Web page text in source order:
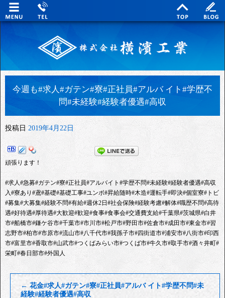
今週も#求人#ガテン#寮#正社員#アルバ イト#学歴不
問#未経験#経験者優遇#高収
投稿日 2019年4月22日
頑張ります！
#求人#急募#ガテン#寮#正社員#アルバイト#学歴不問#未経験#経験者優遇#高収
入#寮あり#鳶#基礎#基礎工事#ユンボ#昇給随時#木造#運転手#即決#個室寮#トビ
#募集#大募集#経験不問#有給#週休2日#社会保険#経験考慮#解体#職歴不問#高待
遇#好待遇#厚待遇#大歓迎#歓迎#食事#食事会#交通費支給#千葉県#茨城県#白井
市#船橋市#鎌ケ谷市#千葉市#市川市#松戸市#野田市#佐倉市#成田市#東金市#習
志野市#柏市#市原市#流山市#八千代市#我孫子市#四街道市#浦安市#八街市#印西
市#富里市#香取市#山武市#つくばみらい市#つくば市#牛久市#取手市#酒々井町#
栄町#春日部市#外国人
← 花金#求人#ガテン#寮#正社員#アルバ イト#学歴不問#未
経験#経験者優遇#高収